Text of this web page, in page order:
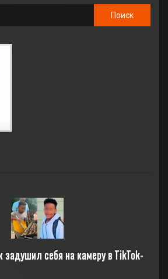
задушил себя на камеру в TikTok-